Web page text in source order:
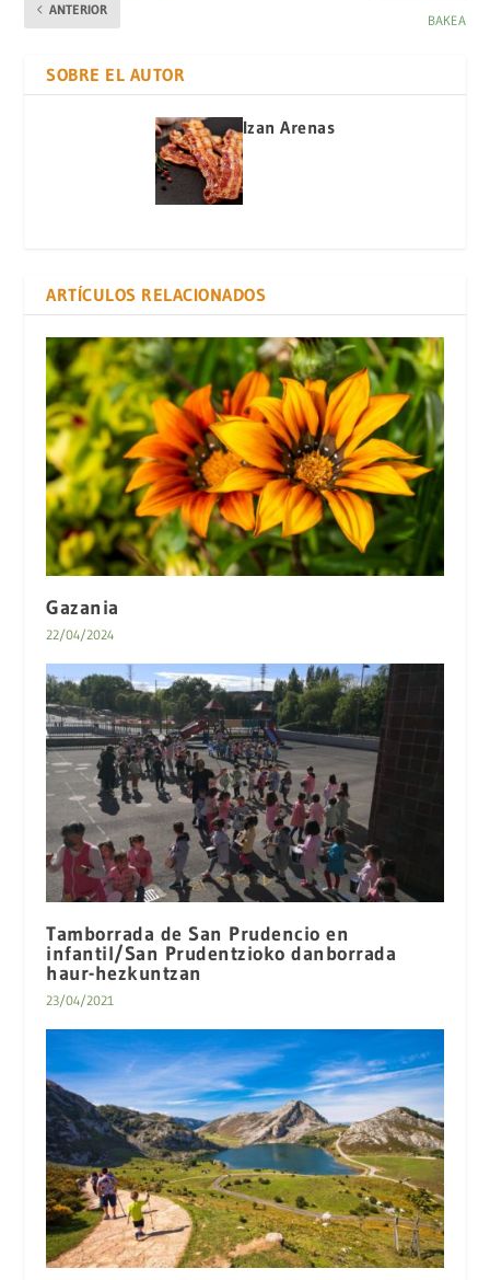
ANTERIOR
BAKEA
SOBRE EL AUTOR
Izan Arenas
ARTÍCULOS RELACIONADOS
Gazania
22/04/2024
Tamborrada de San Prudencio en
infantil/San Prudentzioko danborrada
haur-hezkuntzan
23/04/2021